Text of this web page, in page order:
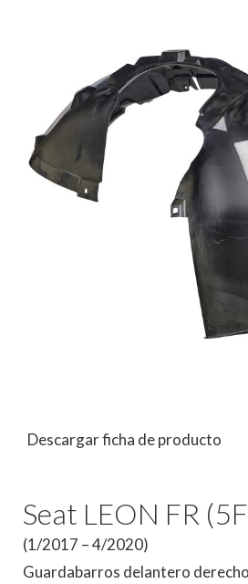
Descargar ficha de producto
Seat LEON FR
(1/2017 – 4/2020)
Guardabarros delantero